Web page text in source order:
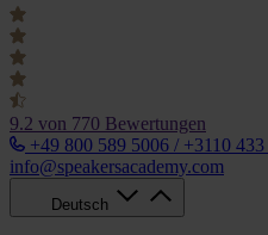
9.2 von 770 Bewertungen
+49 800 589 5006 / +3110 433
info@speakersacademy.com
Deutsch